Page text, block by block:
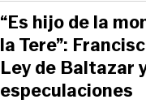
“Es hijo de la
la Tere”:
Ley de Baltazar
especulaciones